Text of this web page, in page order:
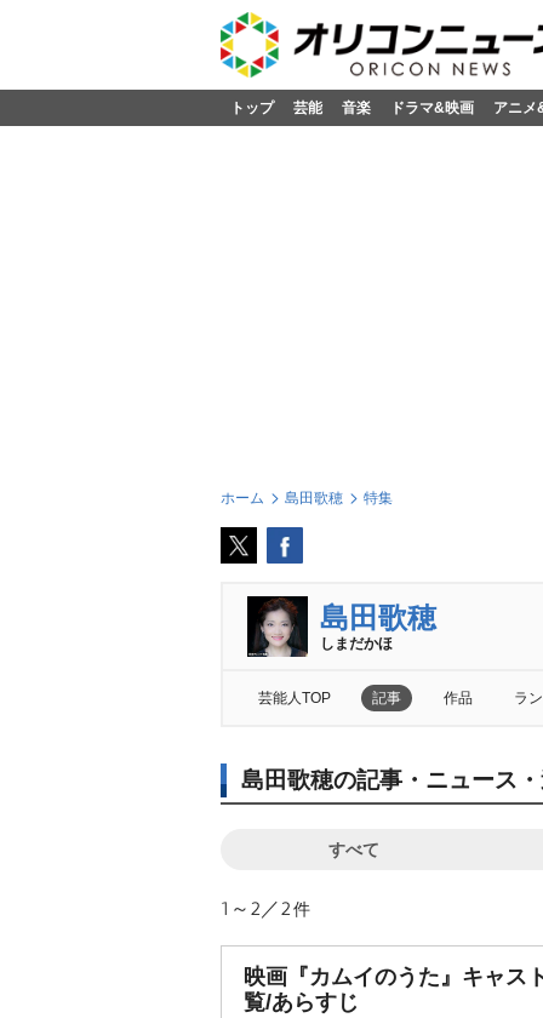
トップ 芸能 音楽 ドラマ&映画 アニメ
ホーム 島田歌穂 特集
島田歌穂
しまだかほ
芸能人TOP 記事 作品 ラ
島田歌穂の記事・ニュース
すべて
1～2／2件
映画『カムイのうた』キャス
覧/あらすじ